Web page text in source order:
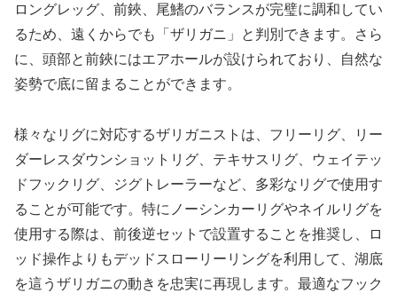
ロングレッグ、前鋏、尾鰭のバランスが完璧に調和してい
るため、遠くからでも「ザリガニ」と判別できます。さら
に、頭部と前鋏にはエアホールが設けられており、自然な
姿勢で底に留まることができます。
様々なリグに対応するザリガニストは、フリーリグ、リー
ダーレスダウンショットリグ、テキサスリグ、ウェイテッ
ドフックリグ、ジグトレーラーなど、多彩なリグで使用す
ることが可能です。特にノーシンカーリグやネイルリグを
使用する際は、前後逆セットで設置することを推奨し、ロ
ッド操作よりもデッドスローリーリングを利用して、湖底
を這うザリガニの動きを忠実に再現します。最適なフック